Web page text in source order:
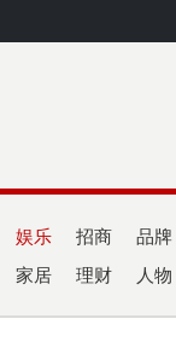
娱乐 招商 品牌
家居 理财 人物